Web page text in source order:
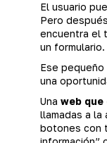
El usuario
Pero
encuentra el
un formulario.
Ese
una
Unaweb
llamadas a la
botones con